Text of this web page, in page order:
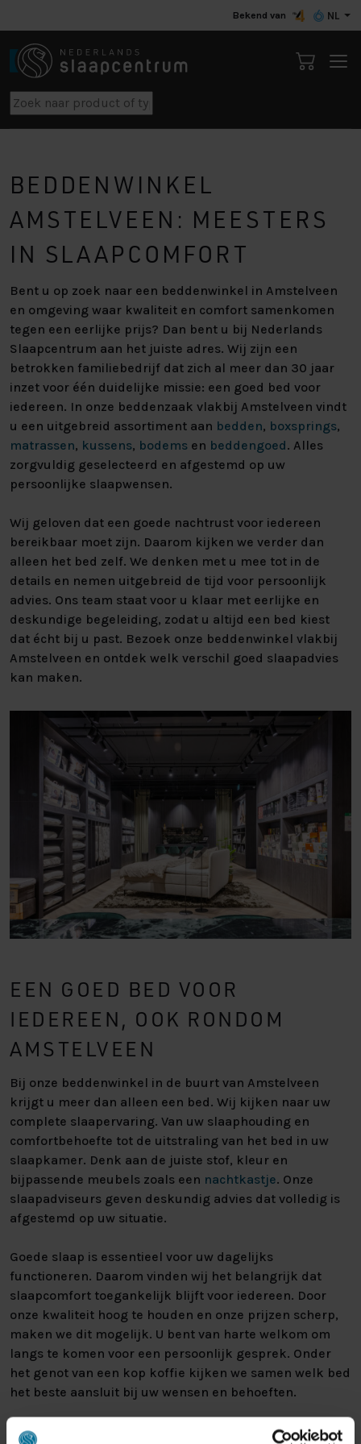
Bekend van NL
BEDDENWINKEL
AMSTELVEEN: MEESTERS
IN SLAAPCOMFORT
Bent u op zoek naar een beddenwinkel in Amstelveen
en omgeving waar kwaliteit en comfort samenkomen
tegen een eerlijke prijs? Dan bent u bij Nederlands
Slaapcentrum aan het juiste adres. Wij zijn een
betrokken familiebedrijf dat zich al meer dan 30 jaar
inzet voor één duidelijke missie: een goed bed voor
iedereen. In onze beddenzaak vlakbij Amstelveen vindt
u een uitgebreid assortiment aan bedden, boxsprings,
matrassen, kussens, bodems en beddengoed. Alles
zorgvuldig geselecteerd en afgestemd op uw
persoonlijke slaapwensen.
Wij geloven dat een goede nachtrust voor iedereen
bereikbaar moet zijn. Daarom kijken we verder dan
alleen het bed zelf. We denken met u mee tot in de
details en nemen uitgebreid de tijd voor persoonlijk
advies. Ons team staat voor u klaar met eerlijke en
deskundige begeleiding, zodat u altijd een bed kiest
dat écht bij u past. Bezoek onze beddenwinkel vlakbij
Amstelveen en ontdek welk verschil goed slaapadvies
kan maken.
EEN GOED BED VOOR
IEDEREEN, OOK RONDOM
AMSTELVEEN
Bij onze beddenwinkel in de buurt van Amstelveen
krijgt u meer dan alleen een bed. Wij kijken naar uw
complete slaapervaring. Van uw slaaphouding en
comfortbehoefte tot de uitstraling van het bed in uw
slaapkamer. Denk aan de juiste stof, kleur en
bijpassende meubels zoals een nachtkastje. Onze
slaapadviseurs geven deskundig advies dat volledig is
afgestemd op uw situatie.
Goede slaap is essentieel voor uw dagelijks
functioneren. Daarom vinden wij het belangrijk dat
slaapcomfort toegankelijk blijft voor iedereen. Door
onze kwaliteit hoog te houden en onze prijzen scherp,
maken we dit mogelijk. U bent van harte welkom om
langs te komen voor een persoonlijk gesprek. Onder
het genot van een kop koffie kijken we samen welk bed
het beste aansluit bij uw wensen en behoeften.
BEZOEK ONZE BEDDENZAAK